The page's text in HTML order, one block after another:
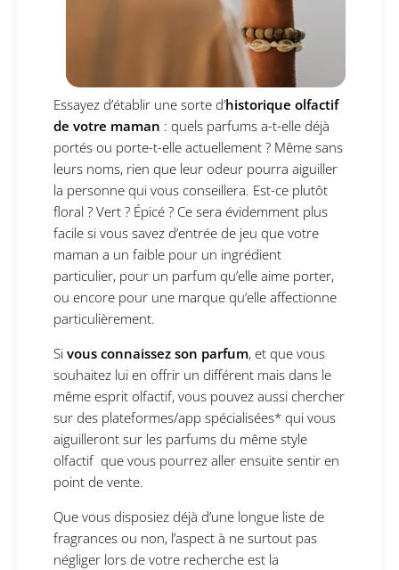
Essayez d’établir une sorte d’historique olfactif
de votre maman : quels parfums a-t-elle déjà
portés ou porte-t-elle actuellement ? Même sans
leurs noms, rien que leur odeur pourra aiguiller
la personne qui vous conseillera. Est-ce plutôt
floral ? Vert ? Épicé ? Ce sera évidemment plus
facile si vous savez d’entrée de jeu que votre
maman a un faible pour un ingrédient
particulier, pour un parfum qu’elle aime porter,
ou encore pour une marque qu’elle affectionne
particulièrement.
Si vous connaissez son parfum, et que vous
souhaitez lui en offrir un différent mais dans le
même esprit olfactif, vous pouvez aussi chercher
sur des plateformes/app spécialisées* qui vous
aiguilleront sur les parfums du même style
olfactif que vous pourrez aller ensuite sentir en
point de vente.
Que vous disposiez déjà d’une longue liste de
fragrances ou non, l’aspect à ne surtout pas
négliger lors de votre recherche est la